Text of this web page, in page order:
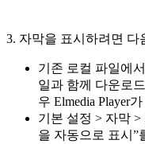
3. 자막을 표시하려면 다
기존 로컬 파일에
일과 함께 다운로
우 Elmedia Player
기본 설정 > 자막
을 자동으로 표시”